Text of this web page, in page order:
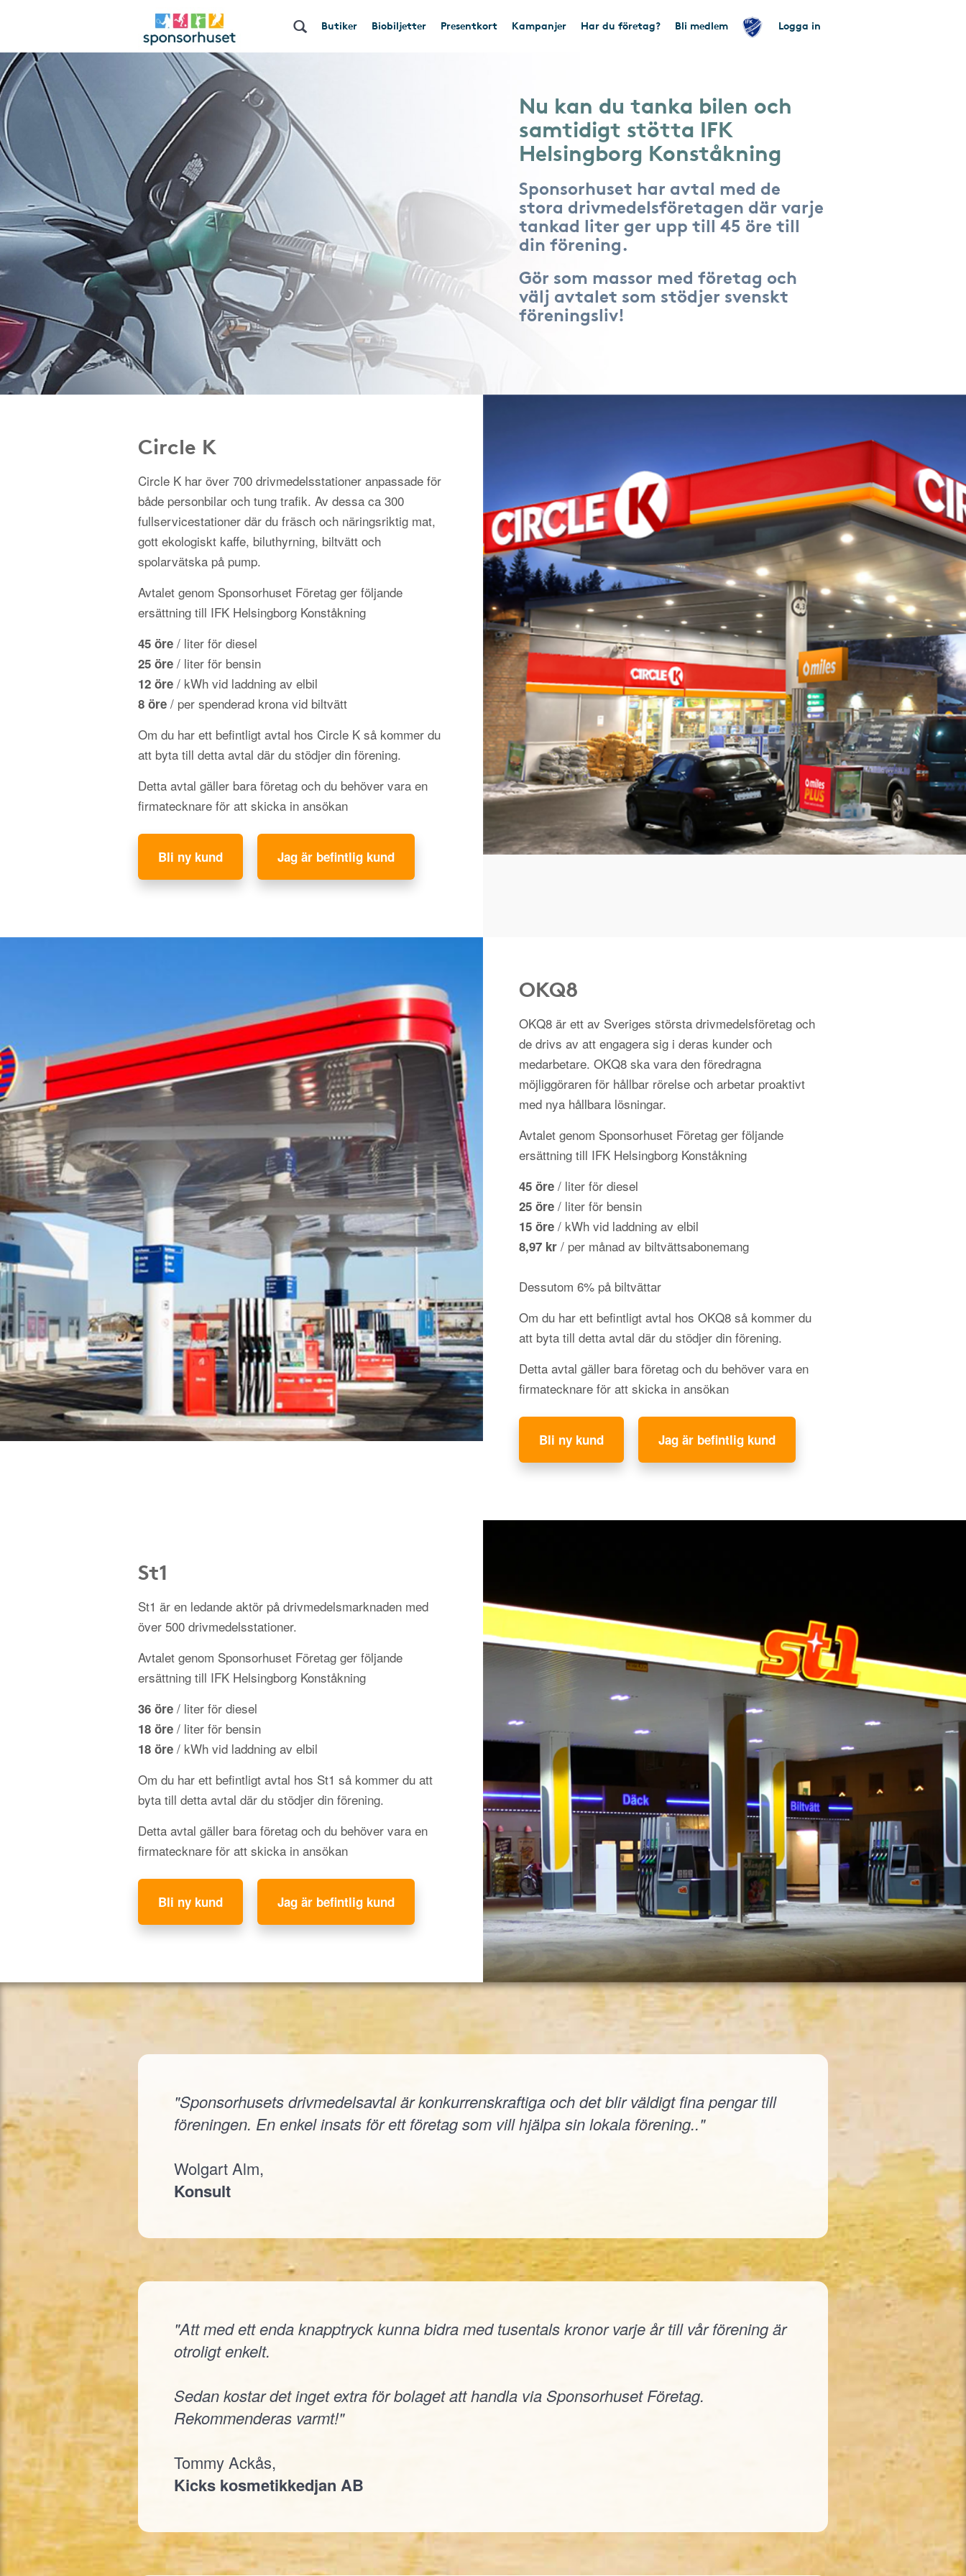
Butiker Biobiljetter Presentkort Kampanjer Har du företag? Bli medlem Logga in
Nu kan du tanka bilen och
samtidigt stötta IFK
Helsingborg Konståkning
Sponsorhuset har avtal med de
stora drivmedelsföretagen där varje
tankad liter ger upp till 45 öre till
din förening.
Gör som massor med företag och
välj avtalet som stödjer svenskt
föreningsliv!
Circle K
Circle K har över 700 drivmedelsstationer anpassade för
både personbilar och tung trafik. Av dessa ca 300
fullservicestationer där du fräsch och näringsriktig mat,
gott ekologiskt kaffe, biluthyrning, biltvätt och
spolarvätska på pump.
Avtalet genom Sponsorhuset Företag ger följande
ersättning till IFK Helsingborg Konståkning
45 öre / liter för diesel
25 öre / liter för bensin
12 öre / kWh vid laddning av elbil
8 öre / per spenderad krona vid biltvätt
Om du har ett befintligt avtal hos Circle K så kommer du
att byta till detta avtal där du stödjer din förening.
Detta avtal gäller bara företag och du behöver vara en
firmatecknare för att skicka in ansökan
Bli ny kund Jag är befintlig kund
OKQ8
OKQ8 är ett av Sveriges största drivmedelsföretag och
de drivs av att engagera sig i deras kunder och
medarbetare. OKQ8 ska vara den föredragna
möjliggöraren för hållbar rörelse och arbetar proaktivt
med nya hållbara lösningar.
Avtalet genom Sponsorhuset Företag ger följande
ersättning till IFK Helsingborg Konståkning
45 öre / liter för diesel
25 öre / liter för bensin
15 öre / kWh vid laddning av elbil
8,97 kr / per månad av biltvättsabonemang
Dessutom 6% på biltvättar
Om du har ett befintligt avtal hos OKQ8 så kommer du
att byta till detta avtal där du stödjer din förening.
Detta avtal gäller bara företag och du behöver vara en
firmatecknare för att skicka in ansökan
Bli ny kund Jag är befintlig kund
St1
St1 är en ledande aktör på drivmedelsmarknaden med
över 500 drivmedelsstationer.
Avtalet genom Sponsorhuset Företag ger följande
ersättning till IFK Helsingborg Konståkning
36 öre / liter för diesel
18 öre / liter för bensin
18 öre / kWh vid laddning av elbil
Om du har ett befintligt avtal hos St1 så kommer du att
byta till detta avtal där du stödjer din förening.
Detta avtal gäller bara företag och du behöver vara en
firmatecknare för att skicka in ansökan
Bli ny kund Jag är befintlig kund
"Sponsorhusets drivmedelsavtal är konkurrenskraftiga och det blir väldigt fina pengar till
föreningen. En enkel insats för ett företag som vill hjälpa sin lokala förening.."
Wolgart Alm,
Konsult
"Att med ett enda knapptryck kunna bidra med tusentals kronor varje år till vår förening är
otroligt enkelt.
Sedan kostar det inget extra för bolaget att handla via Sponsorhuset Företag.
Rekommenderas varmt!"
Tommy Ackås,
Kicks kosmetikkedjan AB